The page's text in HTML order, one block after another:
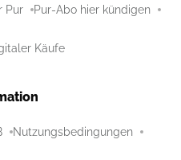
Pur Pur-Abo hier kündigen
Käufe
Nutzungsbedingungen